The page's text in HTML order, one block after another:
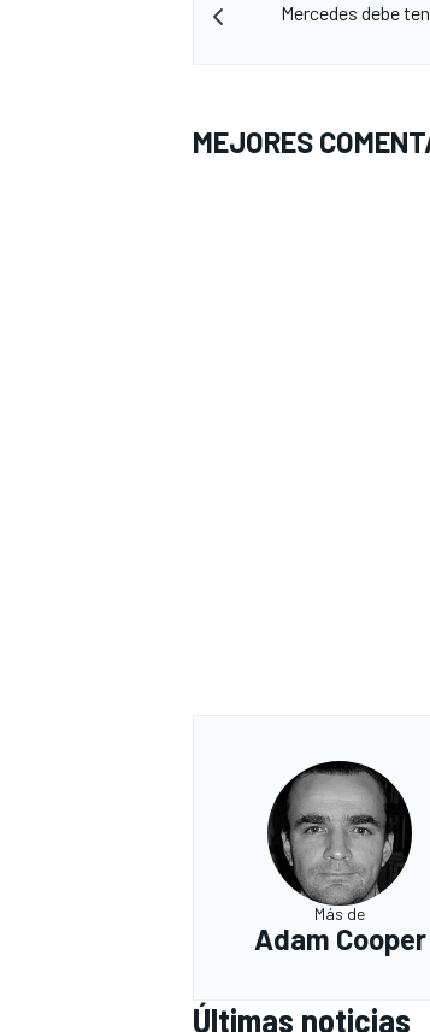
Mercedes debe
MEJORES
Más de
Adam Cooper
Últimas noticias